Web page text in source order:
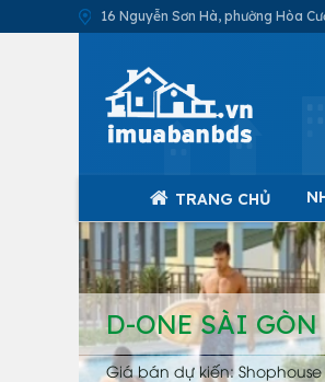
16 Nguyễn Sơn Hà, phường Hòa
TRANG CHỦ
D-ONE SÀI GÒN
Giá bán dự kiến: